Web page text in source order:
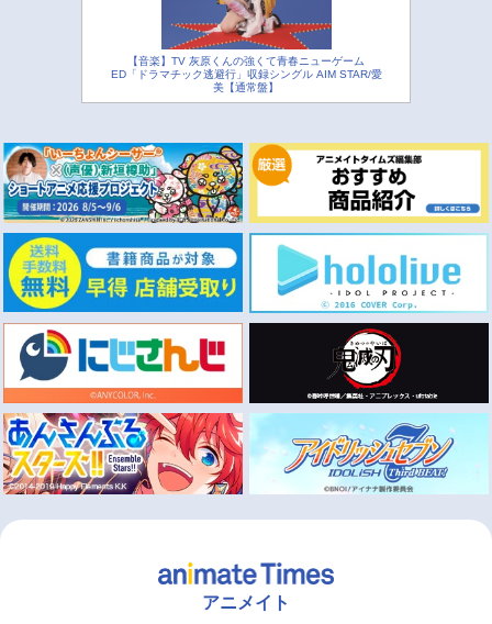
【音楽】TV 灰原くんの強くて青春ニューゲーム
ED「ドラマチック逃避行」収録シングル AIM STAR/愛
美【通常盤】
アニメイト